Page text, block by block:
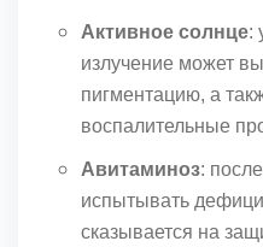
Активное солнце:
излучение может
пигментацию, а
воспалительные
Авитаминоз:
испытывать
сказывается на